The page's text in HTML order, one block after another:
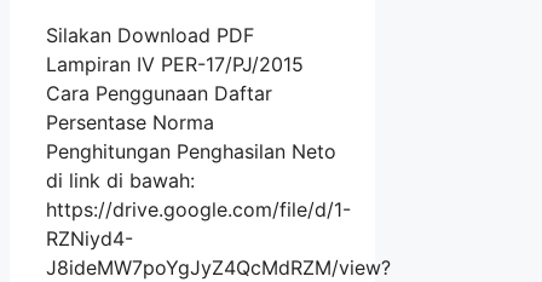
Silakan Download PDF
Lampiran IV PER-17/PJ/2015
Cara Penggunaan Daftar
Persentase Norma
Penghitungan Penghasilan Neto
di link di bawah:
https://drive.google.com/file/d/1-
RZNiyd4-
J8ideMW7poYgJyZ4QcMdRZM/view?